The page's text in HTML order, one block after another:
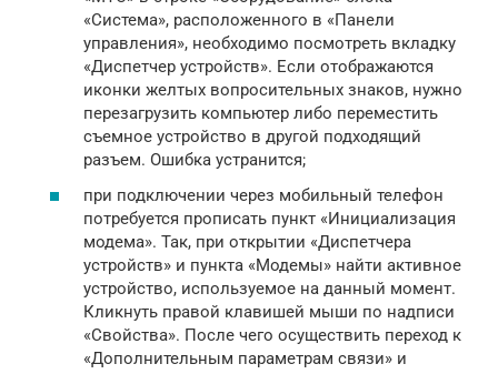
«Система», расположенного в «Панели
управления», необходимо посмотреть вкладку
«Диспетчер устройств». Если отображаются
иконки желтых вопросительных знаков, нужно
перезагрузить компьютер либо переместить
съемное устройство в другой подходящий
разъем. Ошибка устранится;
при подключении через мобильный телефон
потребуется прописать пункт «Инициализация
модема». Так, при открытии «Диспетчера
устройств» и пункта «Модемы» найти активное
устройство, используемое на данный момент.
Кликнуть правой клавишей мыши по надписи
«Свойства». После чего осуществить переход к
«Дополнительным параметрам связи» и